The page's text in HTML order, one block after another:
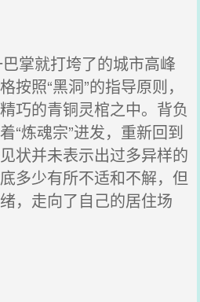
掌就打垮了的城市高峰
按照“黑洞”的指导原则，
巧的青铜灵棺之中。背负
“炼魂宗”进发，重新回到
状并未表示出过多异样的
多少有所不适和不解，但
，走向了自己的居住场